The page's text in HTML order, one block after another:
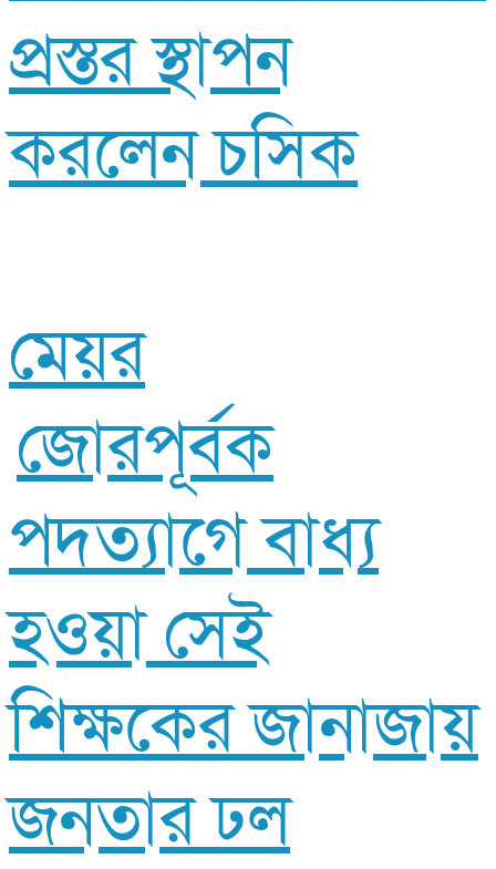
প্রস্তর স্থাপন
করলেন চসিক
মেয়র
জোরপূর্বক
পদত্যাগে বাধ্য
হওয়া সেই
শিক্ষকের জানাজায়
জনতার ঢল